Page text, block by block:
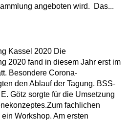
angeboten wird. Das...
Kassel 2020 Die
2020 fand in diesem Jahr erst im
Besondere Corona-
den Ablauf der Tagung. BSS-
Götz sorgte für die Umsetzung
fachlichen
Workshop. Am ersten